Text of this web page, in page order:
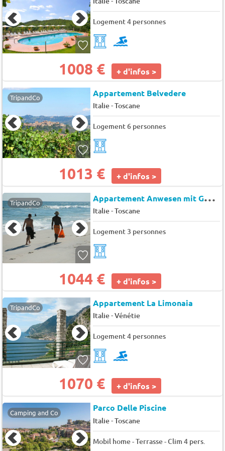
Logement 4 personnes
1008 € + d'infos >
TripandCo Appartement Belvedere
Italie-Toscane
Logement 6 personnes
1013 € + d'infos >
TripandCo A
ppartement Anwesen mit Gemeinschaftspool
Italie-Toscane
Logement 3 personnes
1044 € + d'infos >
TripandCo Appartement La Limonaia
Italie-Vénétie
Logement 4 personnes
1070 € + d'infos >
Camping and Co Parco Delle Piscine
Italie-Toscane
Mobil home - Terrasse - Clim 4 pers.